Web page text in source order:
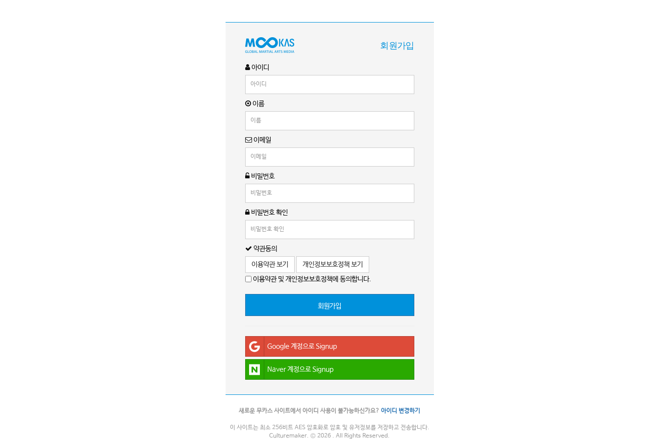
회원가입
아이디
이름
이메일
비밀번호
비밀번호 확인
약관동의
이용약관 보기
개인정보보호정책 보기
이용약관 및 개인정보보호정책에 동의합니다.
회원가입
Google 계정으로 Signup
Naver 계정으로 Signup
새로운 무카스 사이트에서 아이디 사용이 불가능하신가요? 아이디 변경하기
이 사이트는 최소 256비트 AES 암호화로 암호 및 유저정보를 저장하고 전송합니다.
Culturemaker. © 2026 . All Rights Reserved.